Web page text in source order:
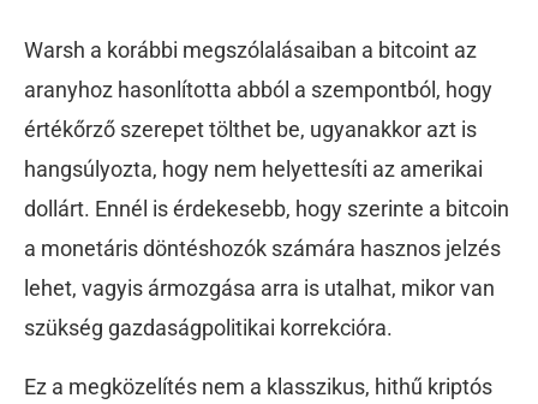
Warsh a korábbi megszólalásaiban a bitcoint az
aranyhoz hasonlította abból a szempontból, hogy
értékőrző szerepet tölthet be, ugyanakkor azt is
hangsúlyozta, hogy nem helyettesíti az amerikai
dollárt. Ennél is érdekesebb, hogy szerinte a bitcoin
a monetáris döntéshozók számára hasznos jelzés
lehet, vagyis ármozgása arra is utalhat, mikor van
szükség gazdaságpolitikai korrekcióra.
Ez a megközelítés nem a klasszikus, hithű kriptós